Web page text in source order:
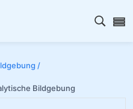
Open
/
Bildgebung